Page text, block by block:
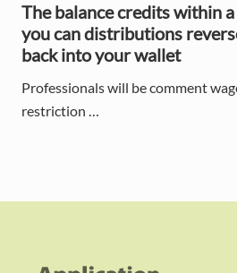
The balance credits within
you can distributions
back into your wallet
Professionals will be comment
restriction …